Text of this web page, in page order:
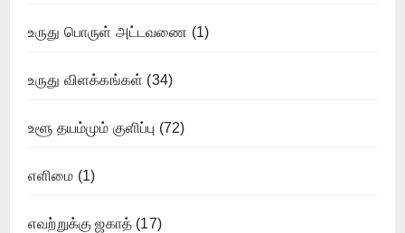
உருது பொருள் அட்டவணை (1)
உருது விளக்கங்கள் (34)
உளூ தயம்மும் குளிப்பு (72)
எளிமை (1)
எவற்றுக்கு ஜகாத் (17)